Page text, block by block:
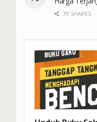
39 SHARES